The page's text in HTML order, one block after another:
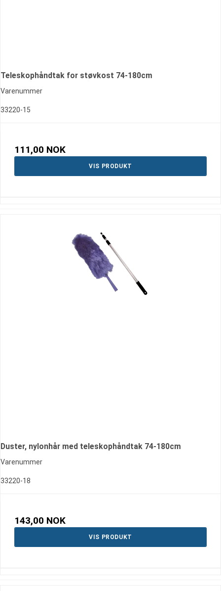
Teleskophåndtak for støvkost 74-180cm
Varenummer
33220-15
111,00 NOK
VIS PRODUKT
Duster, nylonhår med teleskophåndtak 74-180cm
Varenummer
33220-18
143,00 NOK
VIS PRODUKT